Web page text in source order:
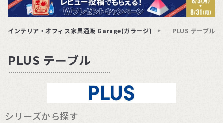
インテリア・オフィス家具通販 Garage(ガラージ) PLUS テーブル
PLUS テーブル
シリーズから探す